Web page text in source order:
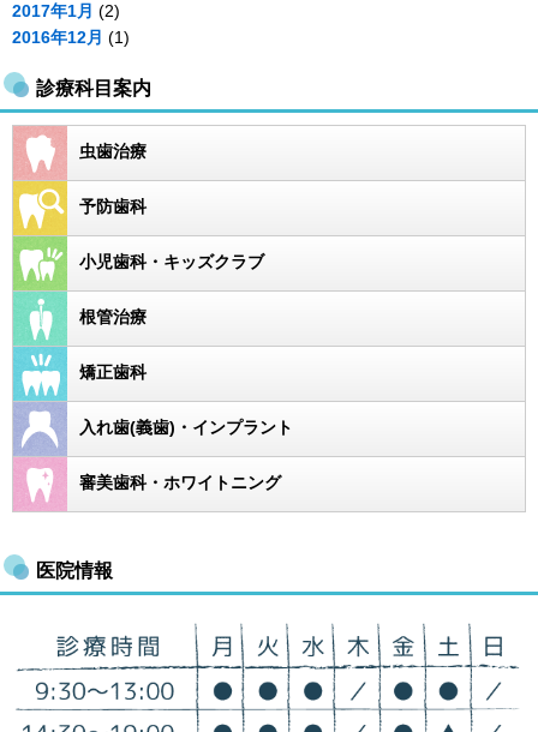
2017年1月 (2)
2016年12月 (1)
診療科目案内
虫歯治療
予防歯科
小児歯科・キッズクラブ
根管治療
矯正歯科
入れ歯(義歯)・インプラント
審美歯科・ホワイトニング
医院情報